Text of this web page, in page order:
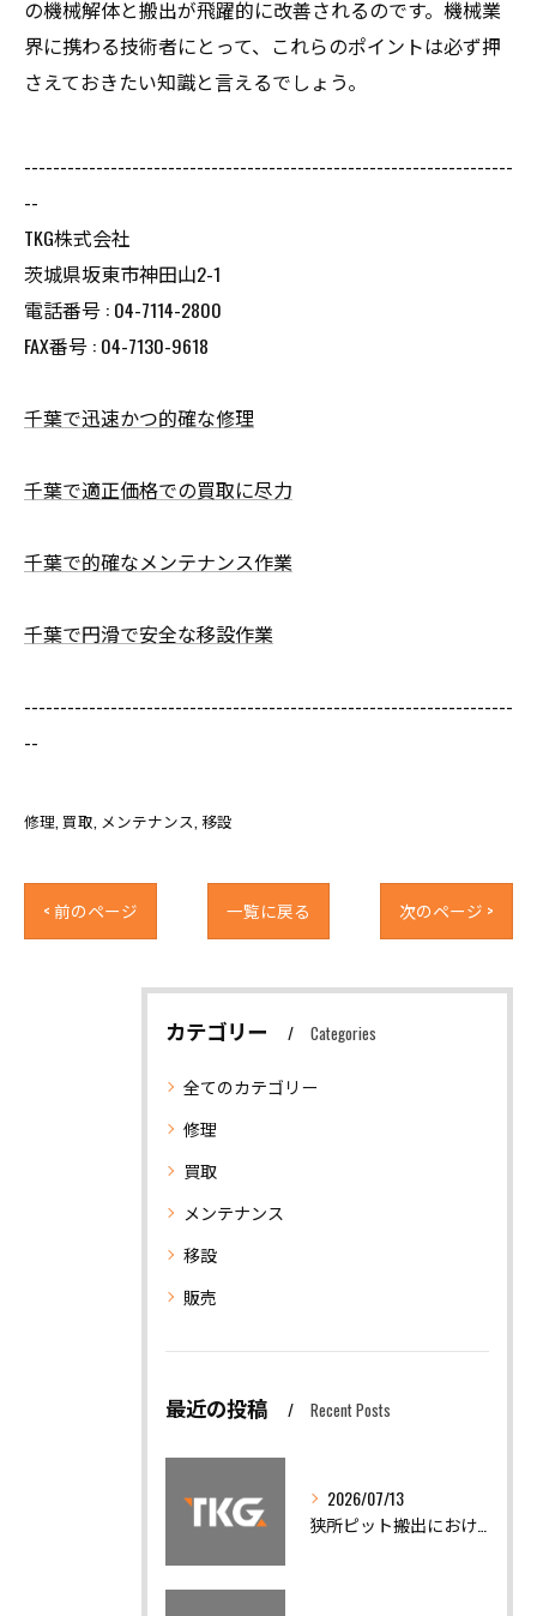
の機械解体と搬出が飛躍的に改善されるのです。機械業
界に携わる技術者にとって、これらのポイントは必ず押
さえておきたい知識と言えるでしょう。
--------------------------------------------------------------------
--
TKG株式会社
茨城県坂東市神田山2-1
電話番号 : 04-7114-2800
FAX番号 : 04-7130-9618
千葉で迅速かつ的確な修理
千葉で適正価格での買取に尽力
千葉で的確なメンテナンス作業
千葉で円滑で安全な移設作業
--------------------------------------------------------------------
--
修理 買取 メンテナンス 移設
< 前のページ 一覧に戻る 次のページ >
カテゴリー Categories
全てのカテゴリー
修理
買取
メンテナンス
移設
販売
最近の投稿 Recent Posts
2026/07/13